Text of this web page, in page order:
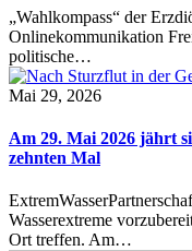
„Wahlkompass“ der
Onlinekommunikation
politische…
Mai 29, 2026
Am 29. Mai 2026 jährt
zehnten Mal
Wasserextreme
Ort treffen. Am…